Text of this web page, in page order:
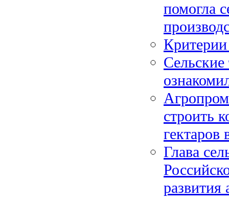
помогла
Критерии
строить
гектаров
Глава
развития